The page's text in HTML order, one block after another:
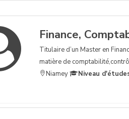
Finance,
Titulaire d’un Master en
matière de
Niamey
Niveau